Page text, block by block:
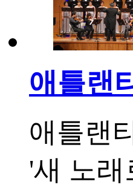
애틀랜
애틀랜
'새 노래